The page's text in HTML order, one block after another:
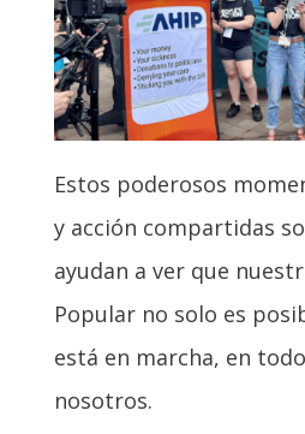
Estos poderosos
y acción compartidas
ayudan a ver que
Popular no solo es
está en marcha, en
nosotros.